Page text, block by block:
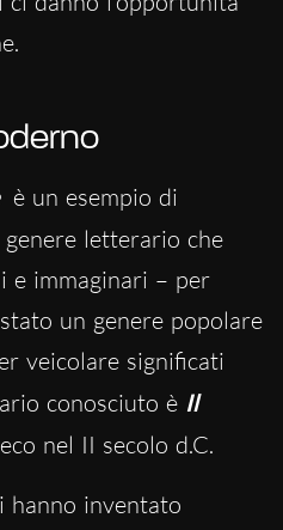
è un esempio di
letterario che
e immaginari – per
un genere popolare
veicolare significati
conosciuto è Il
nel II secolo d.C.
inventato